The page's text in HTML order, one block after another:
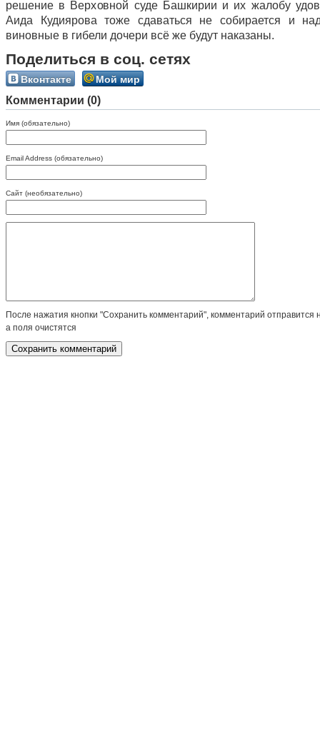
решение в Верховной суде Башкирии и их жалобу
Аида Кудиярова тоже сдаваться не собирается и
виновные в гибели дочери всё же будут наказаны.
Поделиться в соц. сетях
Вконтакте Мой мир
Комментарии (0)
Имя (обязательно)
Email Address (обязательно)
Сайт (необязательно)
После нажатия кнопки "Сохранить комментарий", комментарий отправится
а поля очистятся